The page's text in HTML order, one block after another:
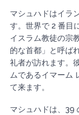
マシュハドはイラ
す。世界で 2 番目
イスラム教徒の宗
的な首都」と呼ば
礼者が訪れます。
ムであるイマーム
て来ます。
マシュハドは、39